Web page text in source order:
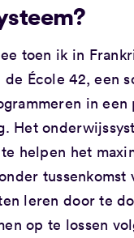
toen ik in
École 42, een
in een
Het
helpen het
tussenkomst
leren door te
op te lossen